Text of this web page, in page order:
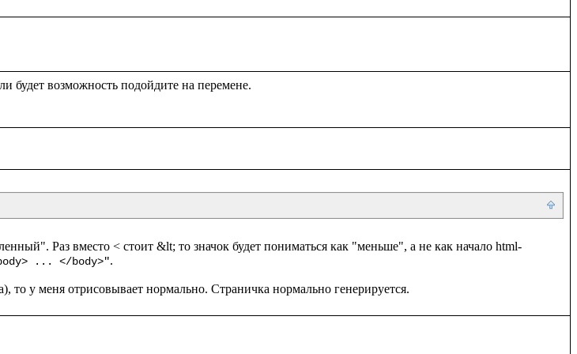
Раз вместо < стоит &lt; то значок будет пониматься как "меньше", а не как начало html-
... </body>".